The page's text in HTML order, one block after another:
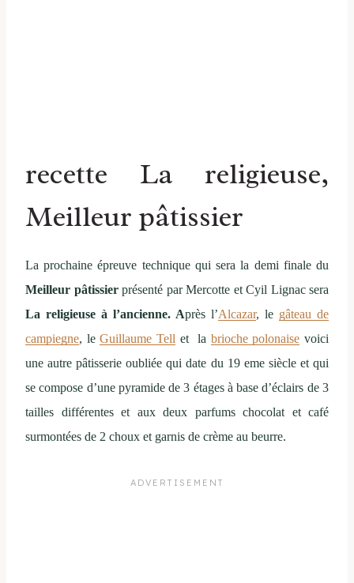
recette La religieuse,
Meilleur pâtissier
La prochaine épreuve technique qui sera la demi finale du
Meilleur pâtissierprésenté par Mercotte et Cyil Lignac sera
La religieuse à l’ancienne. Après l’Alcazar, le gâteau de
campiegne, leGuillaume Tell et la brioche polonaise voici
une autre pâtisserie oubliée qui date du 19 eme siècle et qui
se compose d’une pyramide de 3 étages à base d’éclairs de 3
tailles différentes et aux deux parfums chocolat et café
surmontées de 2 choux et garnis de crème au beurre.